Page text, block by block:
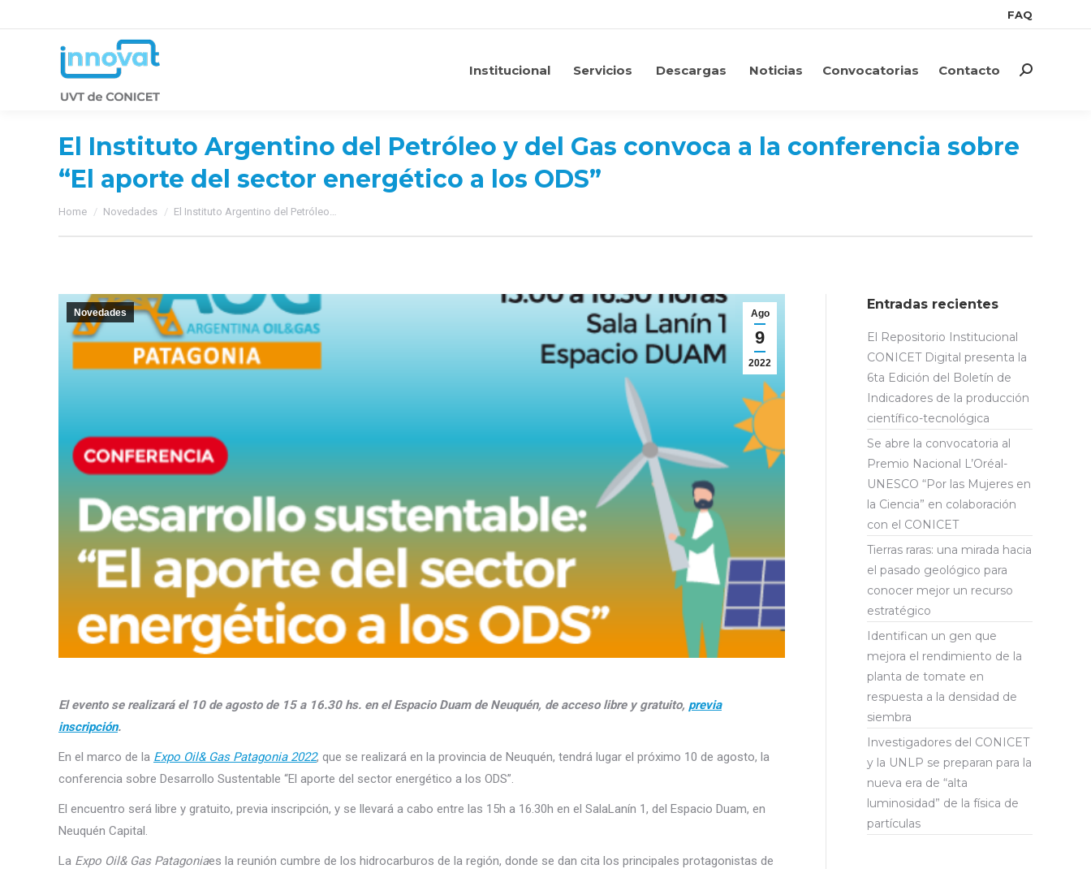
FAQ
Institucional Servicios Descargas Noticias Convocatorias Contacto Search:
El Instituto Argentino del Petróleo y del Gas convoca a la conferencia sobre
“El aporte del sector energético a los ODS”
You are here:
Home Novedades El Instituto Argentino del Petróleo…
Ago
9
2022
Novedades
El evento se realizará el 10 de agosto de 15 a 16.30 hs. en el Espacio Duam de Neuquén, de acceso libre y gratuito, previa
inscripción.
En el marco de la Expo Oil& Gas Patagonia 2022, que se realizará en la provincia de Neuquén, tendrá lugar el próximo 10 de agosto, la
conferencia sobre Desarrollo Sustentable “El aporte del sector energético a los ODS”.
El encuentro será libre y gratuito, previa inscripción, y se llevará a cabo entre las 15h a 16.30h en el SalaLanín 1, del Espacio Duam, en
Neuquén Capital.
La Expo Oil& Gas Patagoniaes la reunión cumbre de los hidrocarburos de la región, donde se dan cita los principales protagonistas de
Entradas recientes
El Repositorio Institucional
CONICET Digital presenta la
6ta Edición del Boletín de
Indicadores de la producción
científico-tecnológica
Se abre la convocatoria al
Premio Nacional L’Oréal-
UNESCO “Por las Mujeres en
la Ciencia” en colaboración
con el CONICET
Tierras raras: una mirada hacia
el pasado geológico para
conocer mejor un recurso
estratégico
Identifican un gen que
mejora el rendimiento de la
planta de tomate en
respuesta a la densidad de
siembra
Investigadores del CONICET
y la UNLP se preparan para la
nueva era de “alta
luminosidad” de la física de
partículas
FAQ